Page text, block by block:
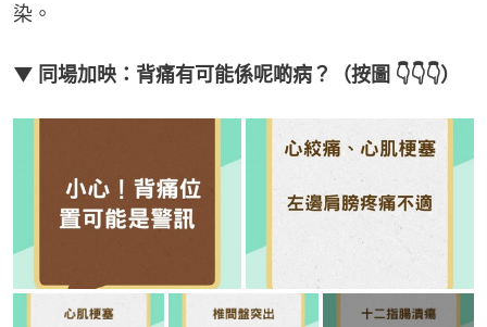
染。
▼ 同場加映：背痛有可能係呢啲病？（按圖 👇👇👇）